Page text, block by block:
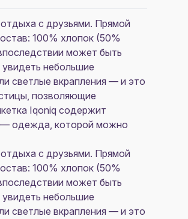
с друзьями. Прямой
100% хлопок (50%
может быть
небольшие
светлые вкрапления — и это
позволяющие
Iqoniq содержит
— одежда, которой можно
с друзьями. Прямой
100% хлопок (50%
может быть
небольшие
светлые вкрапления — и это